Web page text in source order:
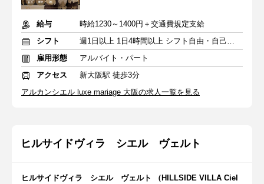
給与
時給1230～1400円＋交通費規定支給
シフト
週1日以上 1日4時間以上 シフト自由・自己申告
雇用形態
アルバイト・パート
アクセス
新大阪駅 徒歩3分
アルカンシエル luxe mariage 大阪の求人一覧を見る
ヒルサイドヴィラ シエル ヴェルト
ヒルサイドヴィラ シエル ヴェルト （HILLSIDE VILLA Ciel